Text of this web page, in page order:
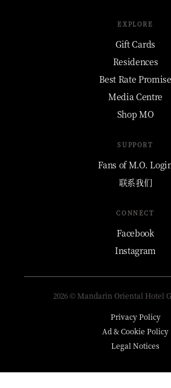
EXPLORE
Gift Cards
Residences
Best Rate Promise
Media Centre
Shop MO
SUPPORT
Fans of M.O.
联系我们
CONNECT
Facebook
Instagram
2026 © Mandarin Oriental Hotel
Privacy Policy
Ad & Cookie Policy
Legal Notices